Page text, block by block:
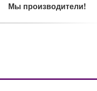
Мы производители!
Сертификаты на сырье